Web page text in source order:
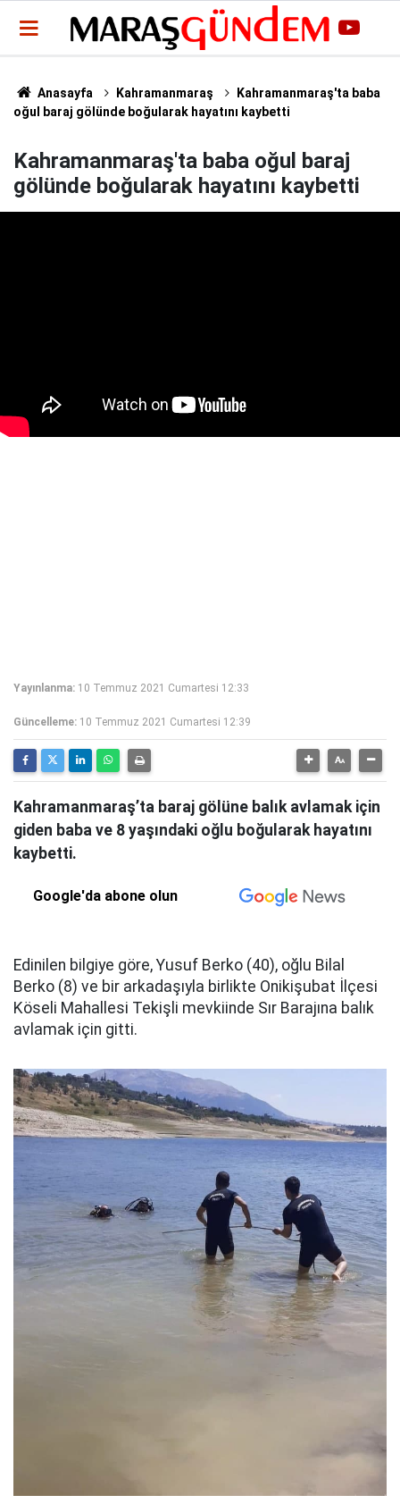
Anasayfa Kahramanmaraş
Kahramanmaraş'ta baba
oğul baraj gölünde boğularak hayatını kaybetti
Kahramanmaraş'ta baba oğul baraj
gölünde boğularak hayatını kaybetti
Yayınlanma: 10 Temmuz 2021 Cumartesi 12:33
Güncelleme: 10 Temmuz 2021 Cumartesi 12:39
Kahramanmaraş’ta baraj gölüne balık avlamak için
giden baba ve 8 yaşındaki oğlu boğularak hayatını
kaybetti.
Google'da abone olun
Edinilen bilgiye göre, Yusuf Berko (40), oğlu Bilal
Berko (8) ve bir arkadaşıyla birlikte Onikişubat İlçesi
Köseli Mahallesi Tekişli mevkiinde Sır Barajına balık
avlamak için gitti.